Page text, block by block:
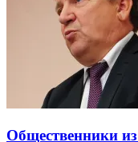
Общественники